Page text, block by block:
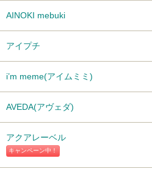
AINOKI mebuki
アイプチ
i’m meme(アイムミミ)
AVEDA(アヴェダ)
キャンペーン中！
アクアレーベル